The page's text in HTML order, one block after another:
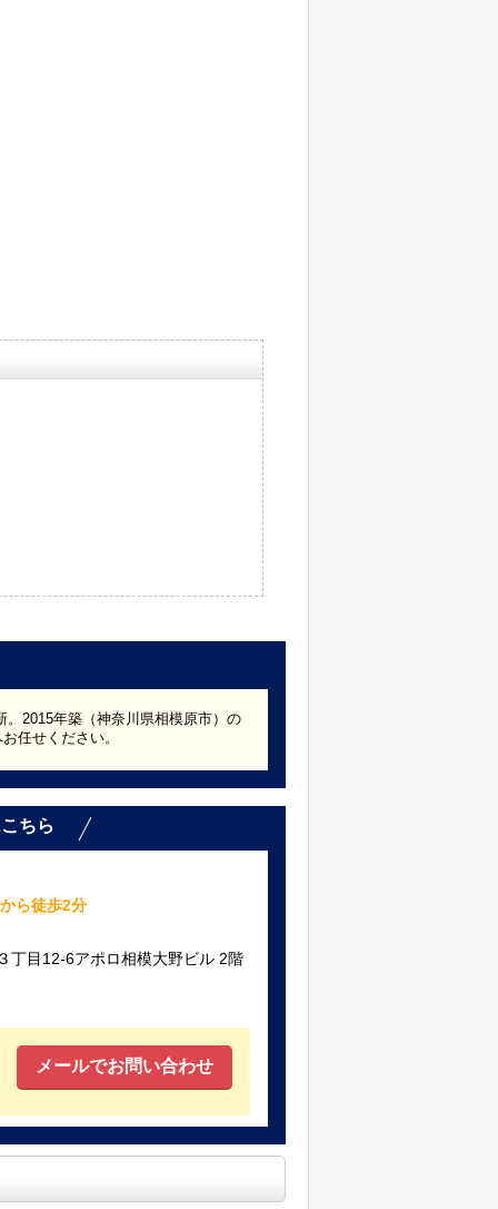
2015年築（神奈川県相模原市）の
任せください。
ちら
ら徒歩2分
丁目12-6アポロ相模大野ビル 2階
メールでお問い合わせ